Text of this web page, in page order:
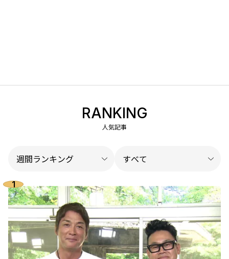
RANKING
人気記事